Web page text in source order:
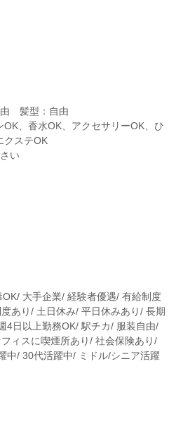
髪型：自由
、香水OK、アクセサリーOK、ひ
クステOK
い
大手企業/ 経験者優遇/ 有給制度
あり/ 土日休み/ 平日休みあり/ 長期
4日以上勤務OK/ 駅チカ/ 服装自由/
ィスに喫煙所あり/ 社会保険あり/
中/ 30代活躍中/ ミドル/シニア活躍